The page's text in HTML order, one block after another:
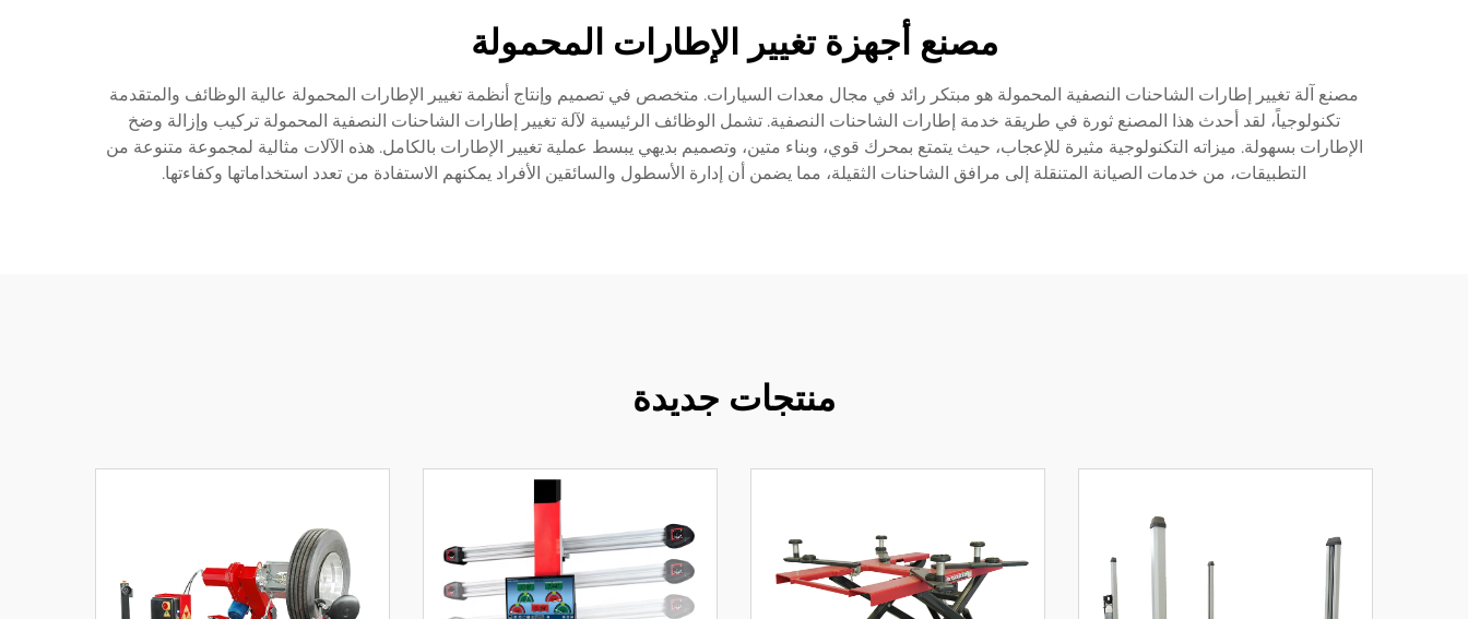
مصنع أجهزة تغيير الإطارات المحمولة
مصنع آلة تغيير إطارات الشاحنات النصفية المحمولة هو مبتكر رائد في مجال معدات السيارات. متخصص في تصميم وإنتاج أنظمة تغيير الإطارات المحمولة عالية الوظائف والمتقدمة
تكنولوجياً، لقد أحدث هذا المصنع ثورة في طريقة خدمة إطارات الشاحنات النصفية. تشمل الوظائف الرئيسية لآلة تغيير إطارات الشاحنات النصفية المحمولة تركيب وإزالة وضخ
الإطارات بسهولة. ميزاته التكنولوجية مثيرة للإعجاب، حيث يتمتع بمحرك قوي، وبناء متين، وتصميم بديهي يبسط عملية تغيير الإطارات بالكامل. هذه الآلات مثالية لمجموعة متنوعة من
التطبيقات، من خدمات الصيانة المتنقلة إلى مرافق الشاحنات الثقيلة، مما يضمن أن إدارة الأسطول والسائقين الأفراد يمكنهم الاستفادة من تعدد استخداماتها وكفاءتها.
منتجات جديدة